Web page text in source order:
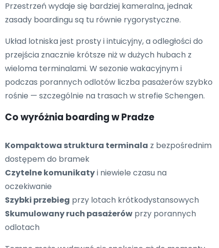
Przestrzeń wydaje się bardziej kameralna, jednak
zasady boardingu są tu równie rygorystyczne.
Układ lotniska jest prosty i intuicyjny, a odległości do
przejścia znacznie krótsze niż w dużych hubach z
wieloma terminalami. W sezonie wakacyjnym i
podczas porannych odlotów liczba pasażerów szybko
rośnie — szczególnie na trasach w strefie Schengen.
Co wyróżnia boarding w Pradze
Kompaktowa struktura terminala z bezpośrednim
dostępem do bramek
Czytelne komunikatyi niewiele czasu na
oczekiwanie
Szybki przebieg przy lotach krótkodystansowych
Skumulowany ruch pasażerów przy porannych
odlotach